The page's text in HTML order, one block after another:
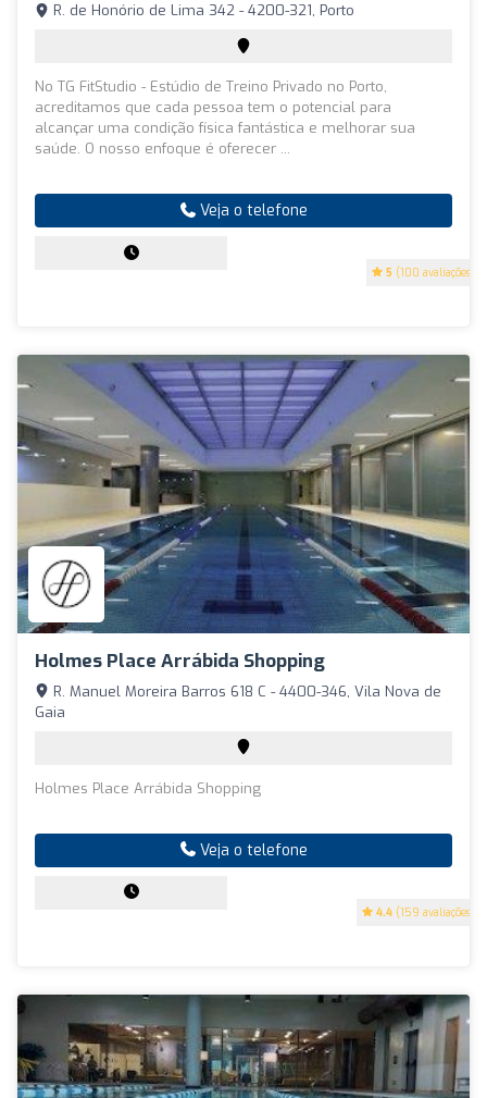
5 (100 avaliações)
R. de Honório de Lima 342 - 4200-321, Porto
No TG FitStudio - Estúdio de Treino Privado no Porto,
acreditamos que cada pessoa tem o potencial para
alcançar uma condição física fantástica e melhorar sua
saúde. O nosso enfoque é oferecer ...
Veja o telefone
Holmes Place Arrábida Shopping
4.4 (159 avaliações)
R. Manuel Moreira Barros 618 C - 4400-346, Vila Nova de
Gaia
Holmes Place Arrábida Shopping
Veja o telefone